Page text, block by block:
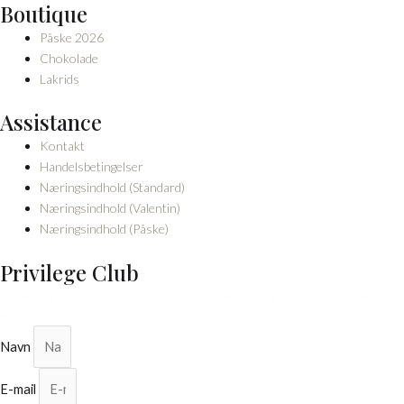
Boutique
Påske 2026
Chokolade
Lakrids
Assistance
Kontakt
Handelsbetingelser
Næringsindhold (Standard)
Næringsindhold (Valentin)
Næringsindhold (Påske)
Privilege Club
Navn
E-mail